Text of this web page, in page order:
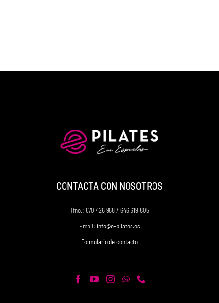
CONTACTA CON NOSOTROS
Tfno.: 670 426 968 / 646 619 805
Email: info@e-pilates.es
Formulario de contacto